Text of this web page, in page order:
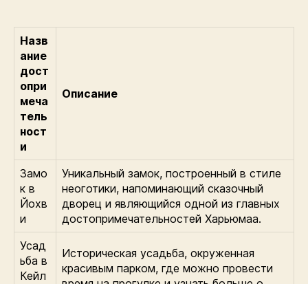
Назв
ание
дост
опри
меча
тель
ност
и
Описание
Замо
к в
Йохв
и
Уникальный замок, построенный в стиле
неоготики, напоминающий сказочный
дворец и являющийся одной из главных
достопримечательностей Харьюмаа.
Усад
ьба в
Кейл
Историческая усадьба, окруженная
красивым парком, где можно провести